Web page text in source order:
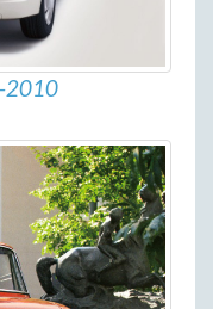
2010